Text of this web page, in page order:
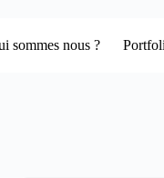
sommes nous ?